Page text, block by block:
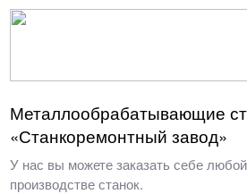
Металлообрабатывающие
«Станкоремонтный завод»
У нас вы можете заказать себе
производстве станок.